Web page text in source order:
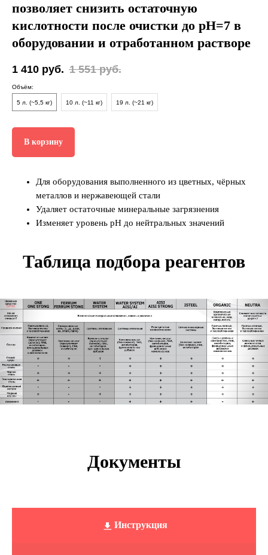
позволяет снизить остаточную
кислотности после очистки до pH=7 в
оборудовании и отработанном растворе
1 410 руб. 1 551 руб.
Объём:
5 л. (~5,5 кг) 10 л. (~11 кг) 19 л. (~21 кг)
В корзину
Для оборудования выполненного из цветных, чёрных
металлов и нержавеющей стали
Удаляет остаточные минеральные загрязнения
Изменяет уровень pH до нейтральных значений
Таблица подбора реагентов
Документы
Инструкция